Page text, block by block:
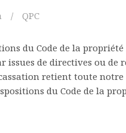
QPC
du Code de la
de directives ou de
retient toute
du Code de la